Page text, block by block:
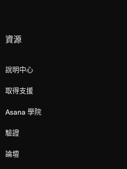
資源
說明中心
取得支援
Asana 學院
驗證
論壇